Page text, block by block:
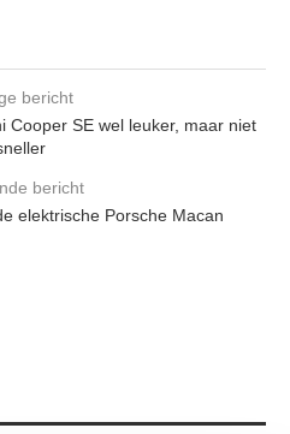
bericht
Cooper SE wel leuker, maar niet
bericht
elektrische Porsche Macan